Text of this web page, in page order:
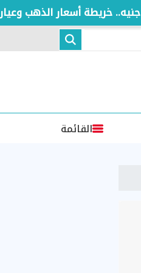
القائمة